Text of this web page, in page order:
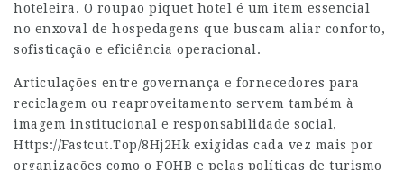
hoteleira. O roupão piquet hotel é um item essencial
no enxoval de hospedagens que buscam aliar conforto,
sofisticação e eficiência operacional.
Articulações entre governança e fornecedores para
reciclagem ou reaproveitamento servem também à
imagem institucional e responsabilidade social,
Https://Fastcut.Top/8Hj2Hk exigidas cada vez mais por
organizações como o FOHB e pelas políticas de turismo